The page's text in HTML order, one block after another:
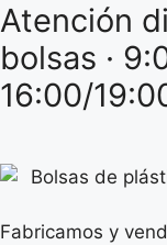
Atención
bolsas ·
16:00/
Fabricamos y